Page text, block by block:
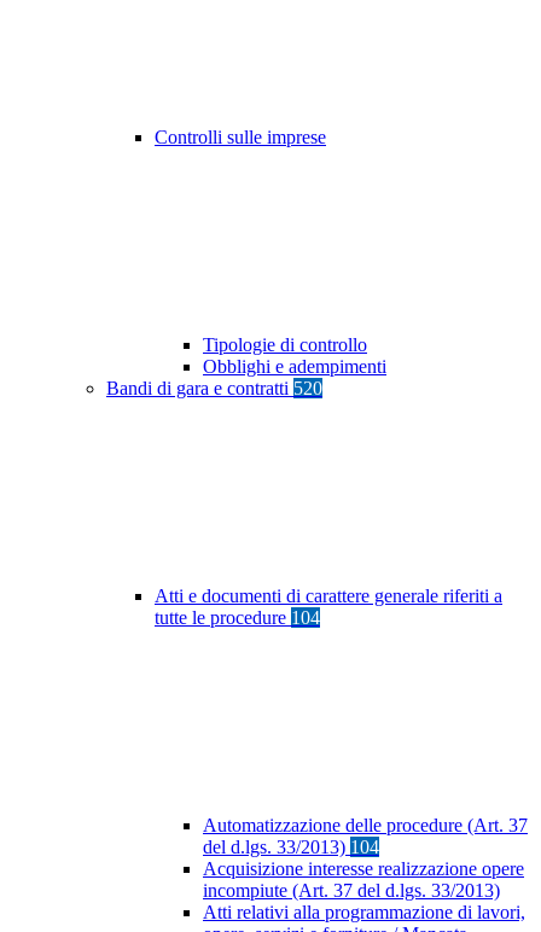
Controlli sulle imprese
Tipologie di controllo
Obblighi e adempimenti
Bandi di gara e contratti 520
Atti e documenti di carattere generale riferiti a
tutte le procedure 104
Automatizzazione delle procedure (Art. 37
del d.lgs. 33/2013) 104
Acquisizione interesse realizzazione opere
incompiute (Art. 37 del d.lgs. 33/2013)
Atti relativi alla programmazione di lavori,